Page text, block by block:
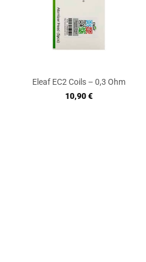
Eleaf EC2 Coils – 0,3 Ohm
10,90€